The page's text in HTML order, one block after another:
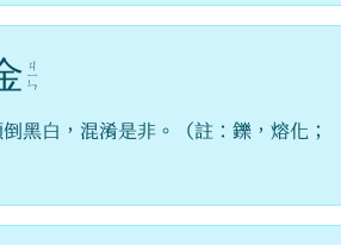
ㄐ
ㄧ
ㄣ
黑白，混淆是非。（註：鑠，熔化；